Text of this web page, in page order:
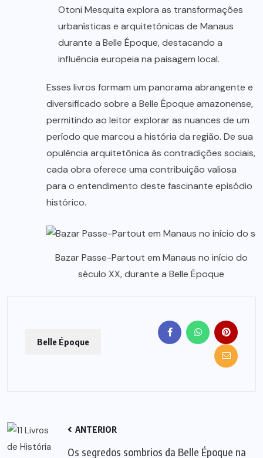
Otoni Mesquita explora as transformações
urbanísticas e arquitetônicas de Manaus
durante a Belle Époque, destacando a
influência europeia na paisagem local.
Esses livros formam um panorama abrangente e
diversificado sobre a Belle Époque amazonense,
permitindo ao leitor explorar as nuances de um
período que marcou a história da região. De sua
opulência arquitetônica às contradições sociais,
cada obra oferece uma contribuição valiosa
para o entendimento deste fascinante episódio
histórico.
Bazar Passe-Partout em Manaus no início do
século XX, durante a Belle Époque
Belle Époque
ANTERIOR
Os segredos sombrios da Belle Époque na